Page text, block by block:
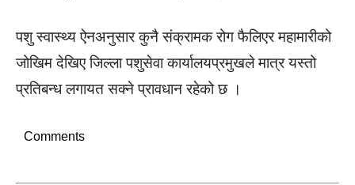
पशु स्वास्थ्य ऐनअनुसार कुनै संक्रामक रोग फैलिएर महामारीको
जोखिम देखिए जिल्ला पशुसेवा कार्यालयप्रमुखले मात्र यस्तो
प्रतिबन्ध लगायत सक्ने प्रावधान रहेको छ ।
Comments